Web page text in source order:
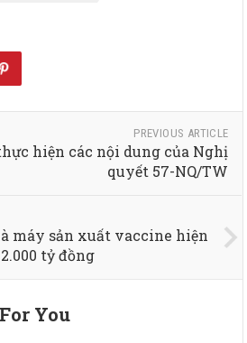
PREVIOUS ARTICLE
hiện các nội dung của Nghị
quyết 57-NQ/TW
máy sản xuất vaccine hiện
tỷ đồng
You